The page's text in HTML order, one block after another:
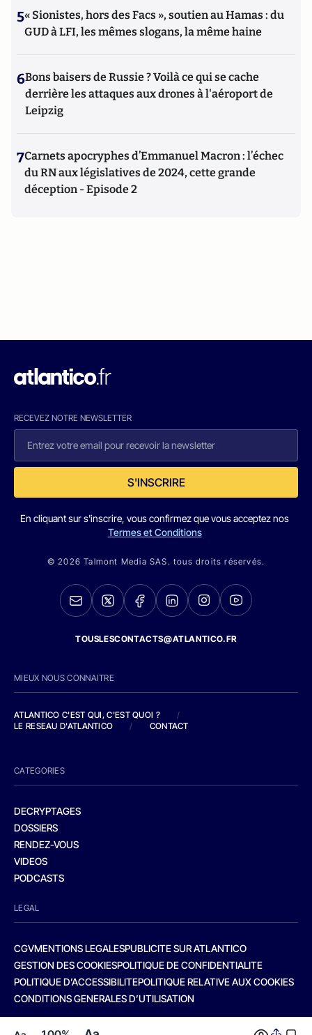
5« Sionistes, hors des Facs », soutien au Hamas : du
GUD à LFI, les mêmes slogans, la même haine
6Bons baisers de Russie ? Voilà ce qui se cache
derrière les attaques aux drones à l'aéroport de
Leipzig
7Carnets apocryphes d’Emmanuel Macron : l’échec
du RN aux législatives de 2024, cette grande
déception - Episode 2
RECEVEZ NOTRE NEWSLETTER
S'INSCRIRE
En cliquant sur s'inscrire, vous confirmez que vous acceptez nos
Termes et Conditions
© 2026 Talmont Media SAS. tous droits réservés.
TOUSLESCONTACTS@ATLANTICO.FR
MIEUX NOUS CONNAITRE
ATLANTICO C'EST QUI, C'EST QUOI ?
/
LE RESEAU D'ATLANTICO
/ CONTACT
CATEGORIES
DECRYPTAGES
DOSSIERS
RENDEZ-VOUS
VIDEOS
PODCASTS
LEGAL
CGVMENTIONS LEGALESPUBLICITE SUR ATLANTICO
GESTION DES COOKIESPOLITIQUE DE CONFIDENTIALITE
POLITIQUE D’ACCESSIBILITEPOLITIQUE RELATIVE AUX COOKIES
CONDITIONS GENERALES D’UTILISATION